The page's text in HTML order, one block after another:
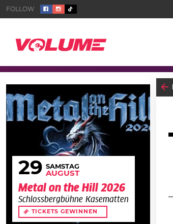
29 SAMSTAG
AUGUST
Metal on the Hill 2026
Schlossbergbühne Kasematten
TICKETS GEWINNEN